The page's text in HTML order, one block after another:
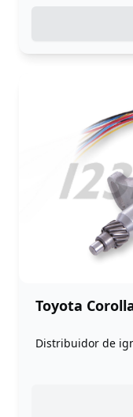
Toyota
Distribuidor de